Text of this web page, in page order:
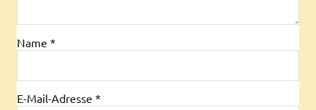
Name *
E-Mail-Adresse *